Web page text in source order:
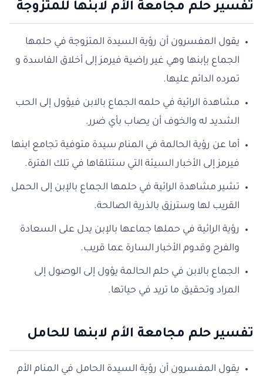
تفسير حلم مجامعة الأم لابنها للمتزوجة
يقول المفسرون أن رؤية السيدة المتزوجة في حلمها
الجماع بإبنها وهي غير راضية فيرمز إلى أخلاق الفاسدة و
تمرده الدائم عليها.
مشاهدة الرائية في حلمه الجماع بالابن فيؤول إلى الحب
الشديد له والخوف أن يصاب بأي ضرر.
أما عن رؤية الحالمة في المنام سيدة متوفية تجامع ابنها
فيرمز إلى الأخبار السيئة التي ستتلقاها في تلك الفترة.
تشير مشاهدة الرائية في حلمها الجماع بالإبن إلى الحمل
القريب لها وسترزق بالذرية الصالحة.
رؤية الرائية في حملها جماعها بالإبن يدل على السعادة
والفرح وقدوم الأخبار السارة عما قريب.
الجماع بالابن في حلم الحالمة يؤول إلى الوصول إلى
المراد وتحقيق ما تريد في حياتها.
تفسير حلم مجامعة الأم لابنها للحامل
يقول المفسرون أن رؤية السيدة الحامل في المنام الأم